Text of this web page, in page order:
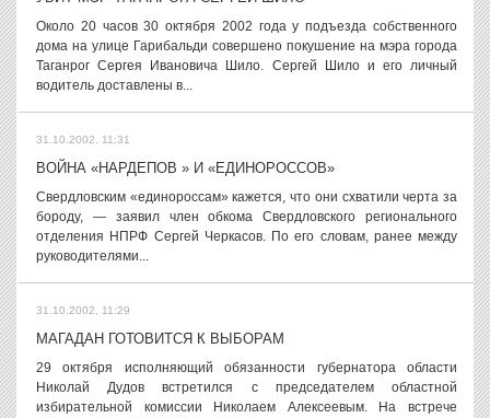
Около 20 часов 30 октября 2002 года у подъезда собственного
дома на улице Гарибальди совершено покушение на мэра города
Таганрог Сергея Ивановича Шило. Сергей Шило и его личный
водитель доставлены в...
31.10.2002, 11:31
ВОЙНА «НАРДЕПОВ » И «ЕДИНОРОССОВ»
Свердловским «единороссам» кажется, что они схватили черта за
бороду, — заявил член обкома Свердловского регионального
отделения НПРФ Сергей Черкасов. По его словам, ранее между
руководителями...
31.10.2002, 11:29
МАГАДАН ГОТОВИТСЯ К ВЫБОРАМ
29 октября исполняющий обязанности губернатора области
Николай Дудов встретился с председателем областной
избирательной комиссии Николаем Алексеевым. На встрече